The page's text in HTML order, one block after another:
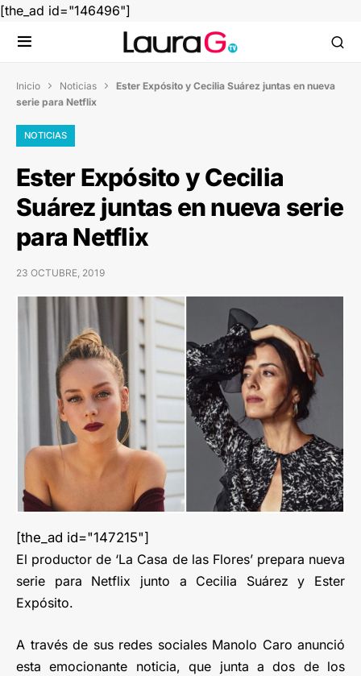
[the_ad id="146496"]
Inicio  Noticias  Ester Expósito y Cecilia Suárez juntas en nueva
serie para Netflix
NOTICIAS
Ester Expósito y Cecilia
Suárez juntas en nueva serie
para Netflix
23 OCTUBRE, 2019
[the_ad id="147215"]
El productor de ‘La Casa de las Flores’ prepara nueva
serie para Netflix junto a Cecilia Suárez y Ester
Expósito.
A través de sus redes sociales Manolo Caro anunció
esta emocionante noticia, que junta a dos de los